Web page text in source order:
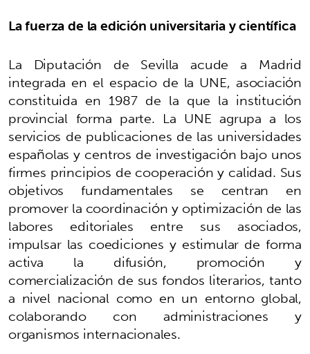
La fuerza de la edición universitaria y científica
La Diputación de Sevilla acude a Madrid
integrada en el espacio de la UNE, asociación
constituida en 1987 de la que la institución
provincial forma parte. La UNE agrupa a los
servicios de publicaciones de las universidades
españolas y centros de investigación bajo unos
firmes principios de cooperación y calidad. Sus
objetivos fundamentales se centran en
promover la coordinación y optimización de las
labores editoriales entre sus asociados,
impulsar las coediciones y estimular de forma
activa la difusión, promoción y
comercialización de sus fondos literarios, tanto
a nivel nacional como en un entorno global,
colaborando con administraciones y
organismos internacionales.